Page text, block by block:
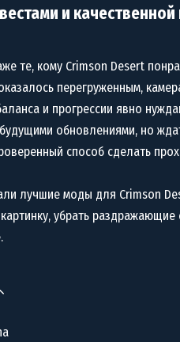
и
те, кому Crimson Desert
перегруженным,
и прогрессии явно
обновлениями, но
способ сделать
лучшие моды для Crimson
убрать